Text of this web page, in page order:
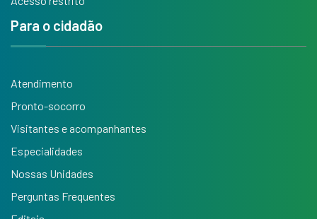
Para o cidadão
Atendimento
Pronto-socorro
Visitantes e acompanhantes
Especialidades
Nossas Unidades
Perguntas Frequentes